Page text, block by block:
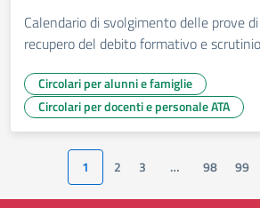
Calendario di svolgimento delle prove
recupero del debito formativo e
Circolari per alunni e famiglie
Circolari per docenti e personale ATA
1 2 3 … 98 99